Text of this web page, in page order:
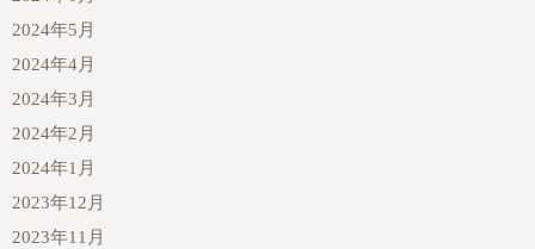
2024年5月
2024年4月
2024年3月
2024年2月
2024年1月
2023年12月
2023年11月